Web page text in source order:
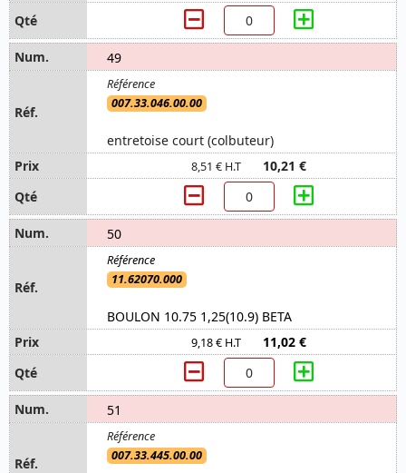
49
007.33.046.00.00
entretoise court (colbuteur)
8,51 € H.T 10,21 €
50
11.62070.000
BOULON 10.75 1,25(10.9) BETA
9,18 € H.T 11,02 €
51
007.33.445.00.00